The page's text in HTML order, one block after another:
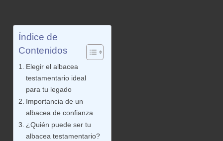
Índice de
Contenidos
Elegir el albacea
testamentario ideal
para tu legado
Importancia de un
albacea de confianza
¿Quién puede ser tu
albacea testamentario?